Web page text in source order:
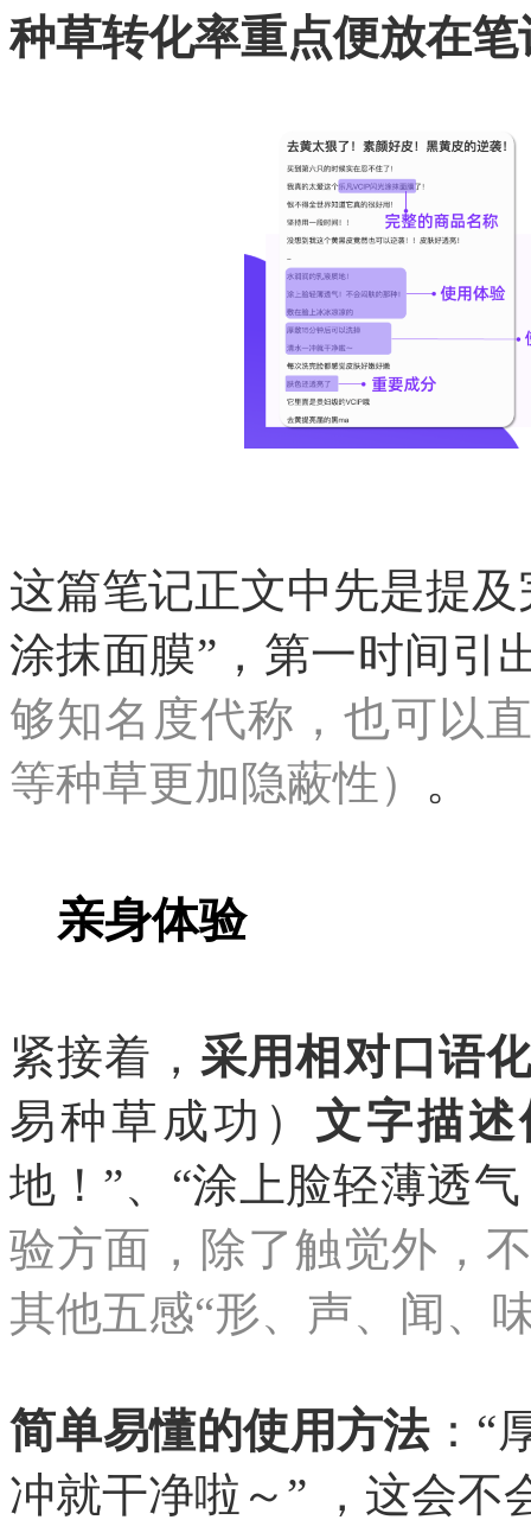
种草转化率重点便放在
这篇笔记正文中先是提及
涂抹面膜”，第一时间引
够知名度代称，也可以
等种草更加隐蔽性） 。
亲身体验
紧接着， 采用相对口语
易种草成功） 文字描
地！”、“涂上脸轻薄透
验方面，除了触觉外，
其他五感“形、声、闻、
简单易懂的使用方法：“
冲就干净啦～” ，这会不